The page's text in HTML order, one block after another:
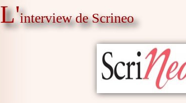
L'interview de Scrineo